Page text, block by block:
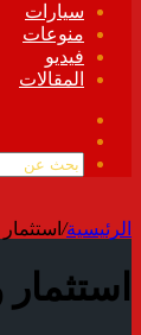
سيارات
منوعات
فيديو
المقالات
الموقع
الرئيسية/